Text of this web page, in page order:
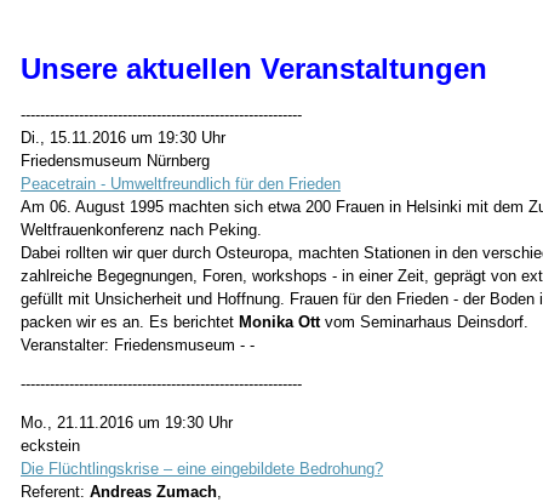
Unsere aktuellen Veranstaltungen
----------------------------------------------------------
Di., 15.11.2016 um 19:30 Uhr
Friedensmuseum Nürnberg
Peacetrain - Umweltfreundlich für den Frieden
Am 06. August 1995 machten sich etwa 200 Frauen in Helsinki mit dem
Weltfrauenkonferenz nach Peking.
Dabei rollten wir quer durch Osteuropa, machten Stationen in den
zahlreiche Begegnungen, Foren, workshops - in einer Zeit, geprägt von
gefüllt mit Unsicherheit und Hoffnung. Frauen für den Frieden - der Boden
packen wir es an. Es berichtet Monika Ottvom Seminarhaus Deinsdorf.
Veranstalter: Friedensmuseum - -
----------------------------------------------------------
Mo., 21.11.2016 um 19:30 Uhr
eckstein
Die Flüchtlingskrise – eine eingebildete Bedrohung?
Referent: Andreas Zumach,